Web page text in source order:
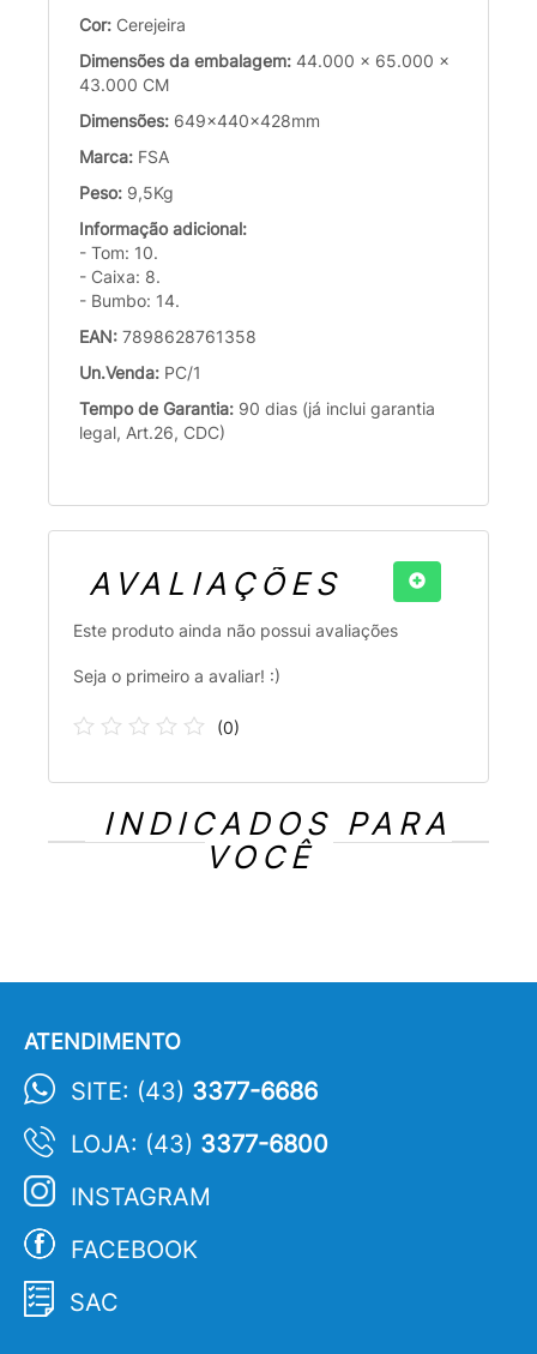
Cor: Cerejeira
Dimensões da embalagem: 44.000 x 65.000 x
43.000 CM
Dimensões: 649x440x428mm
Marca: FSA
Peso: 9,5Kg
Informação adicional:
- Tom: 10.
- Caixa: 8.
- Bumbo: 14.
EAN: 7898628761358
Un.Venda: PC/1
Tempo de Garantia: 90 dias (já inclui garantia
legal, Art.26, CDC)
AVALIAÇÕES
Este produto ainda não possui avaliações
Seja o primeiro a avaliar! :)
(0)
INDICADOS PARA
VOCÊ
ATENDIMENTO
SITE: (43) 3377-6686
LOJA: (43) 3377-6800
INSTAGRAM
FACEBOOK
SAC